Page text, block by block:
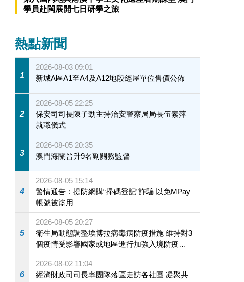
學員赴閩展開七日研學之旅
熱點新聞
1
2026-08-03 09:01
新城A區A1至A4及A12地段經屋單位售價公佈
2
2026-08-05 22:25
保安司司長陳子勁主持治安警察局局長伍素萍
就職儀式
3
2026-08-05 20:35
澳門海關晉升9名副關務監督
4
2026-08-05 15:14
警情通告：提防網購“掃碼登記”詐騙 以免MPay
帳號被盜用
5
2026-08-05 20:27
衛生局動態調整埃博拉病毒病防疫措施 維持對3
個疫情受影響國家或地區進行加強入境防疫措
施
6
2026-08-02 11:04
經濟財政司司長率團隊落區走訪各社團 凝聚共